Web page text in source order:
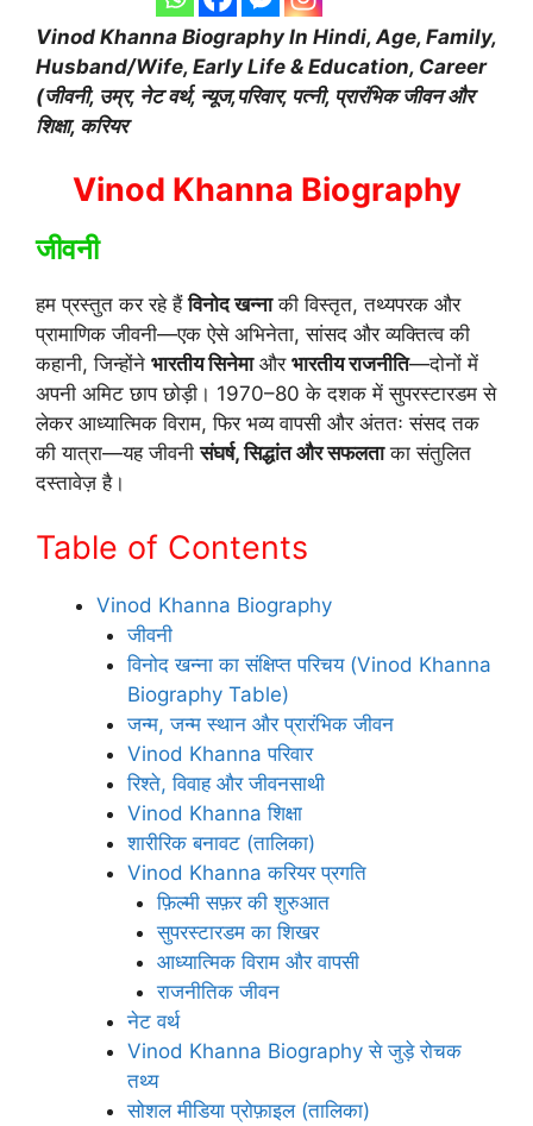
Vinod Khanna BiographyIn Hindi, Age, Family,
Husband/Wife, Early Life & Education, Career
(जीवनी, उम्र, नेट वर्थ, न्यूज,परिवार, पत्नी, प्रारंभिक जीवन और
शिक्षा, करियर
Vinod Khanna Biography
जीवनी
हम प्रस्तुत कर रहे हैंविनोद खन्नाकी विस्तृत, तथ्यपरक और
प्रामाणिक जीवनी—एक ऐसे अभिनेता, सांसद और व्यक्तित्व की
कहानी, जिन्होंने भारतीय सिनेमाऔर भारतीय राजनीति—दोनों में
अपनी अमिट छाप छोड़ी। 1970–80 के दशक में सुपरस्टारडम से
लेकर आध्यात्मिक विराम, फिर भव्य वापसी और अंततः संसद तक
की यात्रा—यह जीवनीसंघर्ष, सिद्धांत और सफलताका संतुलित
दस्तावेज़ है।
Table of Contents
Vinod Khanna Biography
जीवनी
विनोद खन्ना का संक्षिप्त परिचय (Vinod Khanna
Biography Table)
जन्म, जन्म स्थान और प्रारंभिक जीवन
Vinod Khanna परिवार
रिश्ते, विवाह और जीवनसाथी
Vinod Khanna शिक्षा
शारीरिक बनावट (तालिका)
Vinod Khanna करियर प्रगति
फ़िल्मी सफ़र की शुरुआत
सुपरस्टारडम का शिखर
आध्यात्मिक विराम और वापसी
राजनीतिक जीवन
नेट वर्थ
Vinod Khanna Biography से जुड़े रोचक
तथ्य
सोशल मीडिया प्रोफ़ाइल (तालिका)